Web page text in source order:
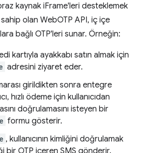
kaynak iFrame'leri desteklemek
olan WebOTP API, iç içe
bağlı OTP'leri sunar. Örneğin:
kartıyla ayakkabı satın almak için
adresini ziyaret eder.
girildikten sonra entegre
hızlı ödeme için kullanıcıdan
doğrulamasını isteyen bir
formu gösterir.
, kullanıcının kimliğini doğrulamak